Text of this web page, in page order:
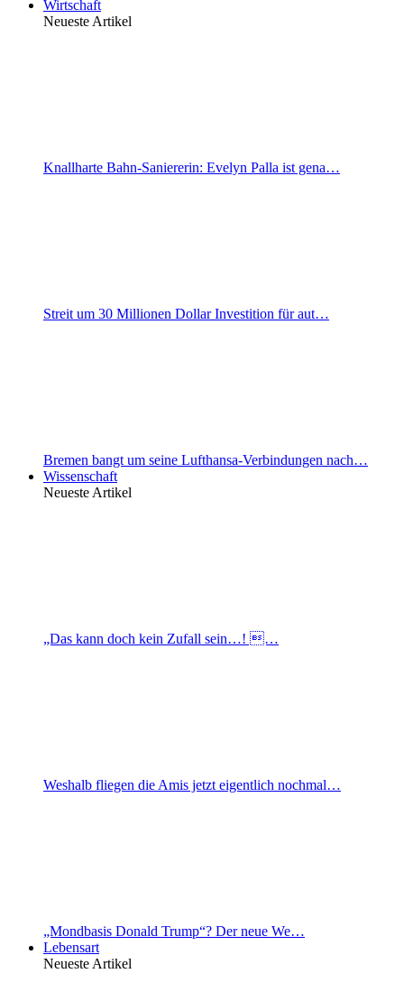
Wirtschaft
Neueste Artikel
Knallharte Bahn-Saniererin: Evelyn Palla ist gena…
Streit um 30 Millionen Dollar Investition für aut…
Bremen bangt um seine Lufthansa-Verbindungen nach…
Wissenschaft
Neueste Artikel
„Das kann doch kein Zufall sein…! …
Weshalb fliegen die Amis jetzt eigentlich nochmal…
„Mondbasis Donald Trump“? Der neue We…
Lebensart
Neueste Artikel